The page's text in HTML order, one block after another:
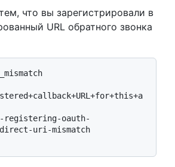
что вы зарегистрировали в
URL обратного звонка
uri-mismatch